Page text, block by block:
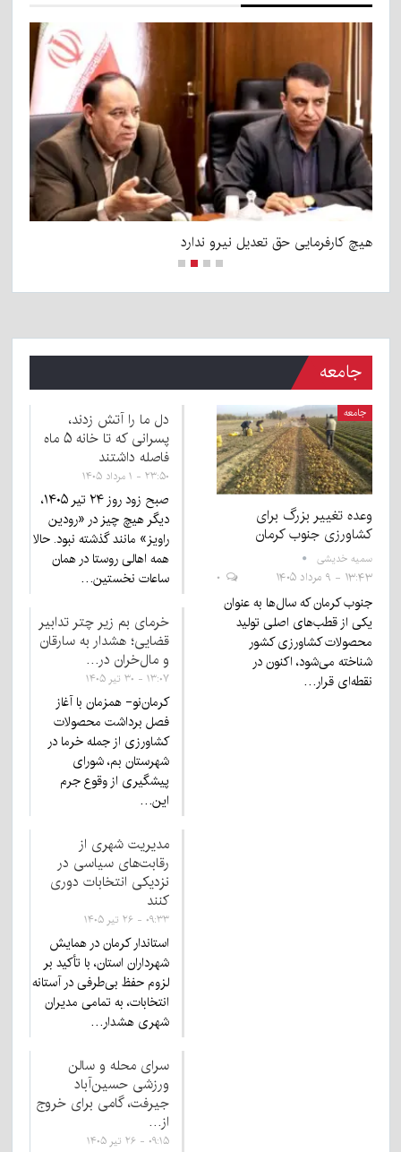
هیچ کارفرمایی حق تعدیل نیرو ندارد
جامعه
جامعه
وعده تغییر بزرگ برای
کشاورزی جنوب کرمان
سمیه خدیشی
۱۳:۴۳ - ۹ مرداد ۱۴۰۵
جنوب کرمان که سال‌ها به عنوان
یکی از قطب‌های اصلی تولید
محصولات کشاورزی کشور
شناخته می‌شود، اکنون در
نقطه‌ای قرار…
دل ما را آتش زدند،
پسرانی که تا خانه ۵ ماه
فاصله داشتند
۲۳:۵۰ - ۱ مرداد ۱۴۰۵
صبح زود روز ۲۴ تیر ۱۴۰۵،
دیگر هیچ چیز در «رودین
راویز» مانند گذشته نبود. حالا
همه اهالی روستا در همان
ساعات نخستین…
خرمای بم زیر چتر تدابیر
قضایی؛ هشدار به سارقان
و مال‌خران در…
۱۳:۰۷ - ۳۰ تیر ۱۴۰۵
کرمان‌نو- همزمان با آغاز
فصل برداشت محصولات
کشاورزی از جمله خرما در
شهرستان بم، شورای
پیشگیری از وقوع جرم
این…
مدیریت شهری از
رقابت‌های سیاسی در
نزدیکی انتخابات دوری
کنند
۰۹:۳۳ - ۲۶ تیر ۱۴۰۵
استاندار کرمان در همایش
شهرداران استان، با تأکید بر
لزوم حفظ بی‌طرفی در آستانه
انتخابات، به تمامی مدیران
شهری هشدار…
سرای محله و سالن
ورزشی حسین‌آباد
جیرفت، گامی برای خروج
از…
۰۹:۱۵ - ۲۶ تیر ۱۴۰۵